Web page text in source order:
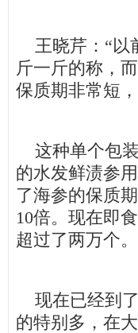
王晓芹：“以
斤一斤的称，
保质期非常短
这种单个包
的水发鲜渍参
了海参的保质
10倍。现在即
超过了两万个。
现在已经到
的特别多，在